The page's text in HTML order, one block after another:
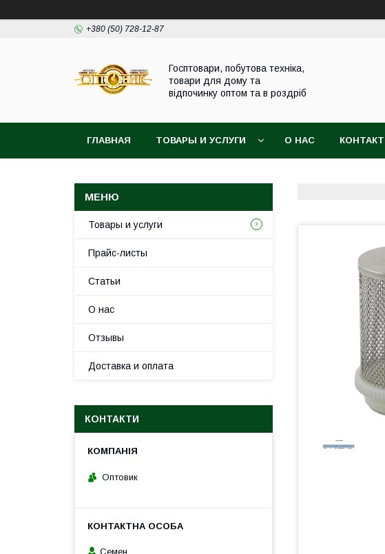
+380 (50) 728-12-87
Госптовари, побутова техніка,
товари для дому та
відпочинку оптом та в роздріб
ГЛАВНАЯ ТОВАРЫ И УСЛУГИ О НАС
Товары и услуги
Прайс-листы
Статьи
О нас
Отзывы
Доставка и оплата
КОНТАКТИ
Оптовик
Семен